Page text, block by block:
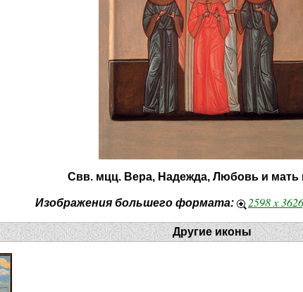
Свв. мцц. Вера, Надежда, Любовь и
Изображения большего формата: 2598 x
Другие иконы